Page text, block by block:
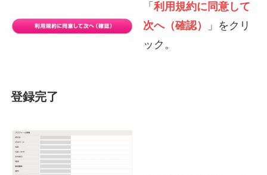
「利用規約に同意して
次へ（確認）
」をクリ
ック。
登録完了